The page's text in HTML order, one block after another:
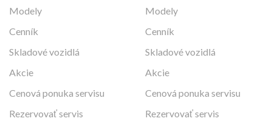
Modely
Cenník
Skladové vozidlá
Akcie
Cenová ponuka servisu
Rezervovať servis
Modely
Cenník
Skladové vozidlá
Akcie
Cenová ponuka servisu
Rezervovať servis